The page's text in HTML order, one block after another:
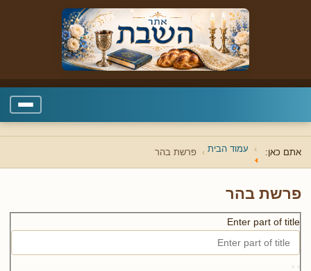
אתם כאן: עמוד הבית פרשת בהר
פרשת בהר
Enter part of title